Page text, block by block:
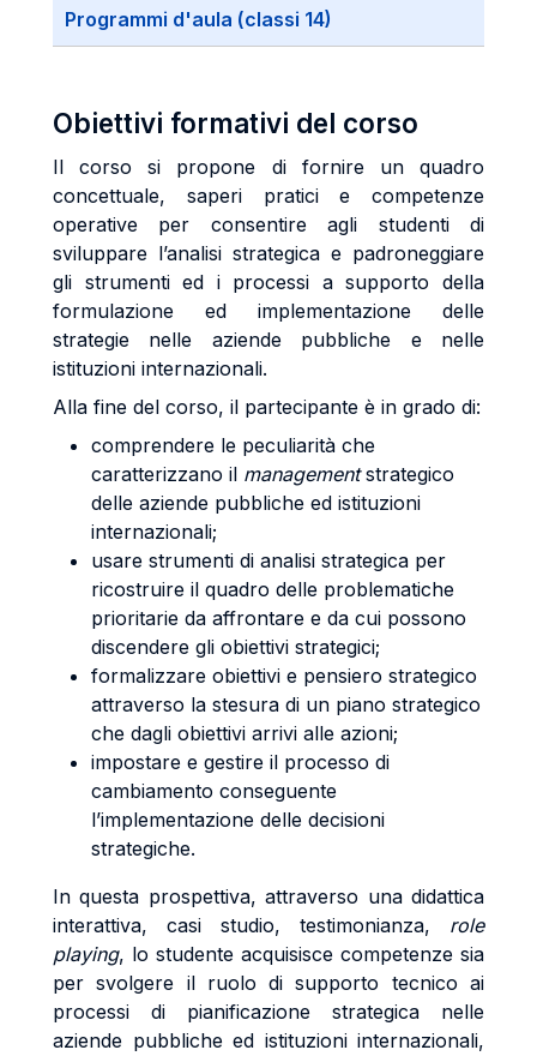
Programmi d'aula (classi 14)
Obiettivi formativi del corso
Il corso si propone di fornire un quadro
concettuale, saperi pratici e competenze
operative per consentire agli studenti di
sviluppare l’analisi strategica e padroneggiare
gli strumenti ed i processi a supporto della
formulazione ed implementazione delle
strategie nelle aziende pubbliche e nelle
istituzioni internazionali.
Alla fine del corso, il partecipante è in grado di:
comprendere le peculiarità che
caratterizzano il managementstrategico
delle aziende pubbliche ed istituzioni
internazionali;
usare strumenti di analisi strategica per
ricostruire il quadro delle problematiche
prioritarie da affrontare e da cui possono
discendere gli obiettivi strategici;
formalizzare obiettivi e pensiero strategico
attraverso la stesura di un piano strategico
che dagli obiettivi arrivi alle azioni;
impostare e gestire il processo di
cambiamento conseguente
l’implementazione delle decisioni
strategiche.
In questa prospettiva, attraverso una didattica
interattiva, casi studio, testimonianza, role
playing, lo studente acquisisce competenze sia
per svolgere il ruolo di supporto tecnico ai
processi di pianificazione strategica nelle
aziende pubbliche ed istituzioni internazionali,